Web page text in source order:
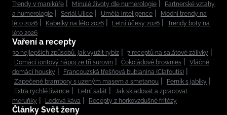
Trendy v manikúře Minulé životy dle numerologie
Partnerské vztahy
a numerologie
Seriál Ulice Umělá inteligence
Módní trendy na
léto 2026
Kabelky na léto 2026 Letní účesy 2026
Trendy boty na
léto 2026
Vaření a recepty
30 nejlepších způsobů, jak využít rybíz
7 receptů na salátové zálivky
Domácí iontový nápoj ze tří surovin
Čokoládové brownies
Vláčné
domácí housky
Francouzská třešňová bublanina (Clafoutis)
Zapečené brambory s uzeným masem a smetanou
Perník s jablky
Extra rychlé lívance
Letní salát
Jak skladovat a zpracovat
meruňky
Ledová káva Recepty z horkovzdušné fritézy
Články Svět ženy